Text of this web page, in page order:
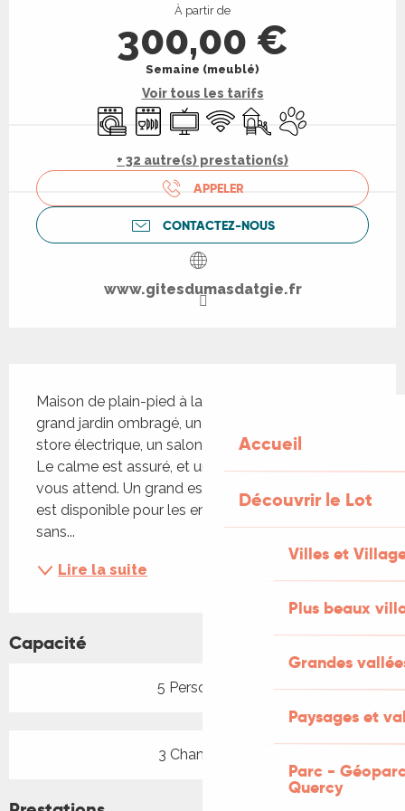
Accueil
Découvrir le Lot
Villes et
Plus beaux
Grandes
Paysages et
Parc -
Quercy
À partir de
300,00 €
Semaine (meublé)
Voir tous les tarifs
Lave lingeLave vaisselle
Télévision
WiFi Jeux pour enfants /
Animaux acceptés
+ 32 autre(s) prestation(s)
APPELER
CONTACTEZ-NOUS
www.gitesdumasdatgie.fr
Maison de plain-pied à la campagne, avec un
grand jardin ombragé, une terrasse équipée d’un
store électrique, un salon de jardin et un barbecue.
Le calme est assuré, et un accueil chaleureux
vous attend. Un grand espace avec aire de jeux
est disponible pour les enfants. La maison est
sans...
Lire la suite
Capacité
5 Personne(s)
3 Chambre(s)